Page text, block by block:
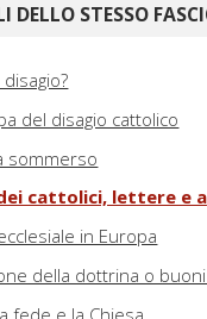
DELLO STESSO
del disagio cattolico
sommerso
cattolici, lettere e
in Europa
della dottrina o